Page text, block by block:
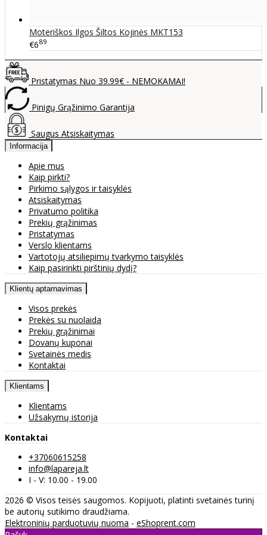
Moteriškos Ilgos Šiltos Kojinės MKT153
€689
Pristatymas Nuo 39.99€ - NEMOKAMAI!
Pinigų Grąžinimo Garantija
Saugus Atsiskaitymas
Informacija
Apie mus
Kaip pirkti?
Pirkimo sąlygos ir taisyklės
Atsiskaitymas
Privatumo politika
Prekių grąžinimas
Pristatymas
Verslo klientams
Vartotojų atsiliepimų tvarkymo taisyklės
Kaip pasirinkti pirštinių dydį?
Klientų aptarnavimas
Visos prekės
Prekės su nuolaida
Prekių grąžinimai
Dovanų kuponai
Svetainės medis
Kontaktai
Klientams
Klientams
Užsakymų istorija
Kontaktai
+37060615258
info@lapareja.lt
I - V: 10.00 - 19.00
2026 © Visos teisės saugomos. Kopijuoti, platinti svetainės turinį
be autorių sutikimo draudžiama.
Elektroninių parduotuvių nuoma - eShoprent.com